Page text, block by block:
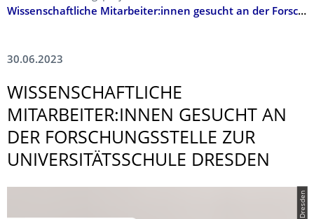
Wissenschaftliche Mitarbeiter:innen gesucht an der Forschungsstelle zur Universitäts­schule Dresden
30.06.2023
WISSENSCHAFTLI­CHE
MITARBEITER:INNEN GESUCHT AN
DER FORSCHUNGSSTEL­LE ZUR
UNIVERSITÄTS­SCHULE DRESDEN